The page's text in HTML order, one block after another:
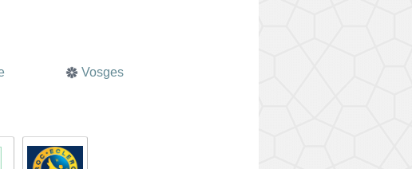
Vosges